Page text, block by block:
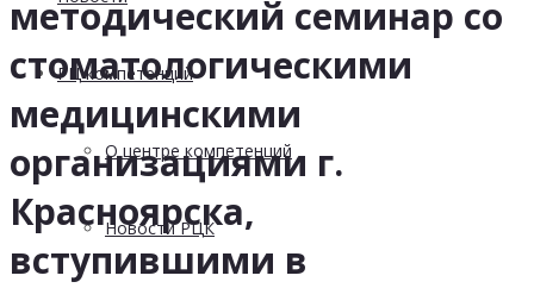
РЦ компетенций
О центре компетенций
Новости РЦК
методический семинар со
стоматологическими
медицинскими
организациями г.
Красноярска,
вступившими в